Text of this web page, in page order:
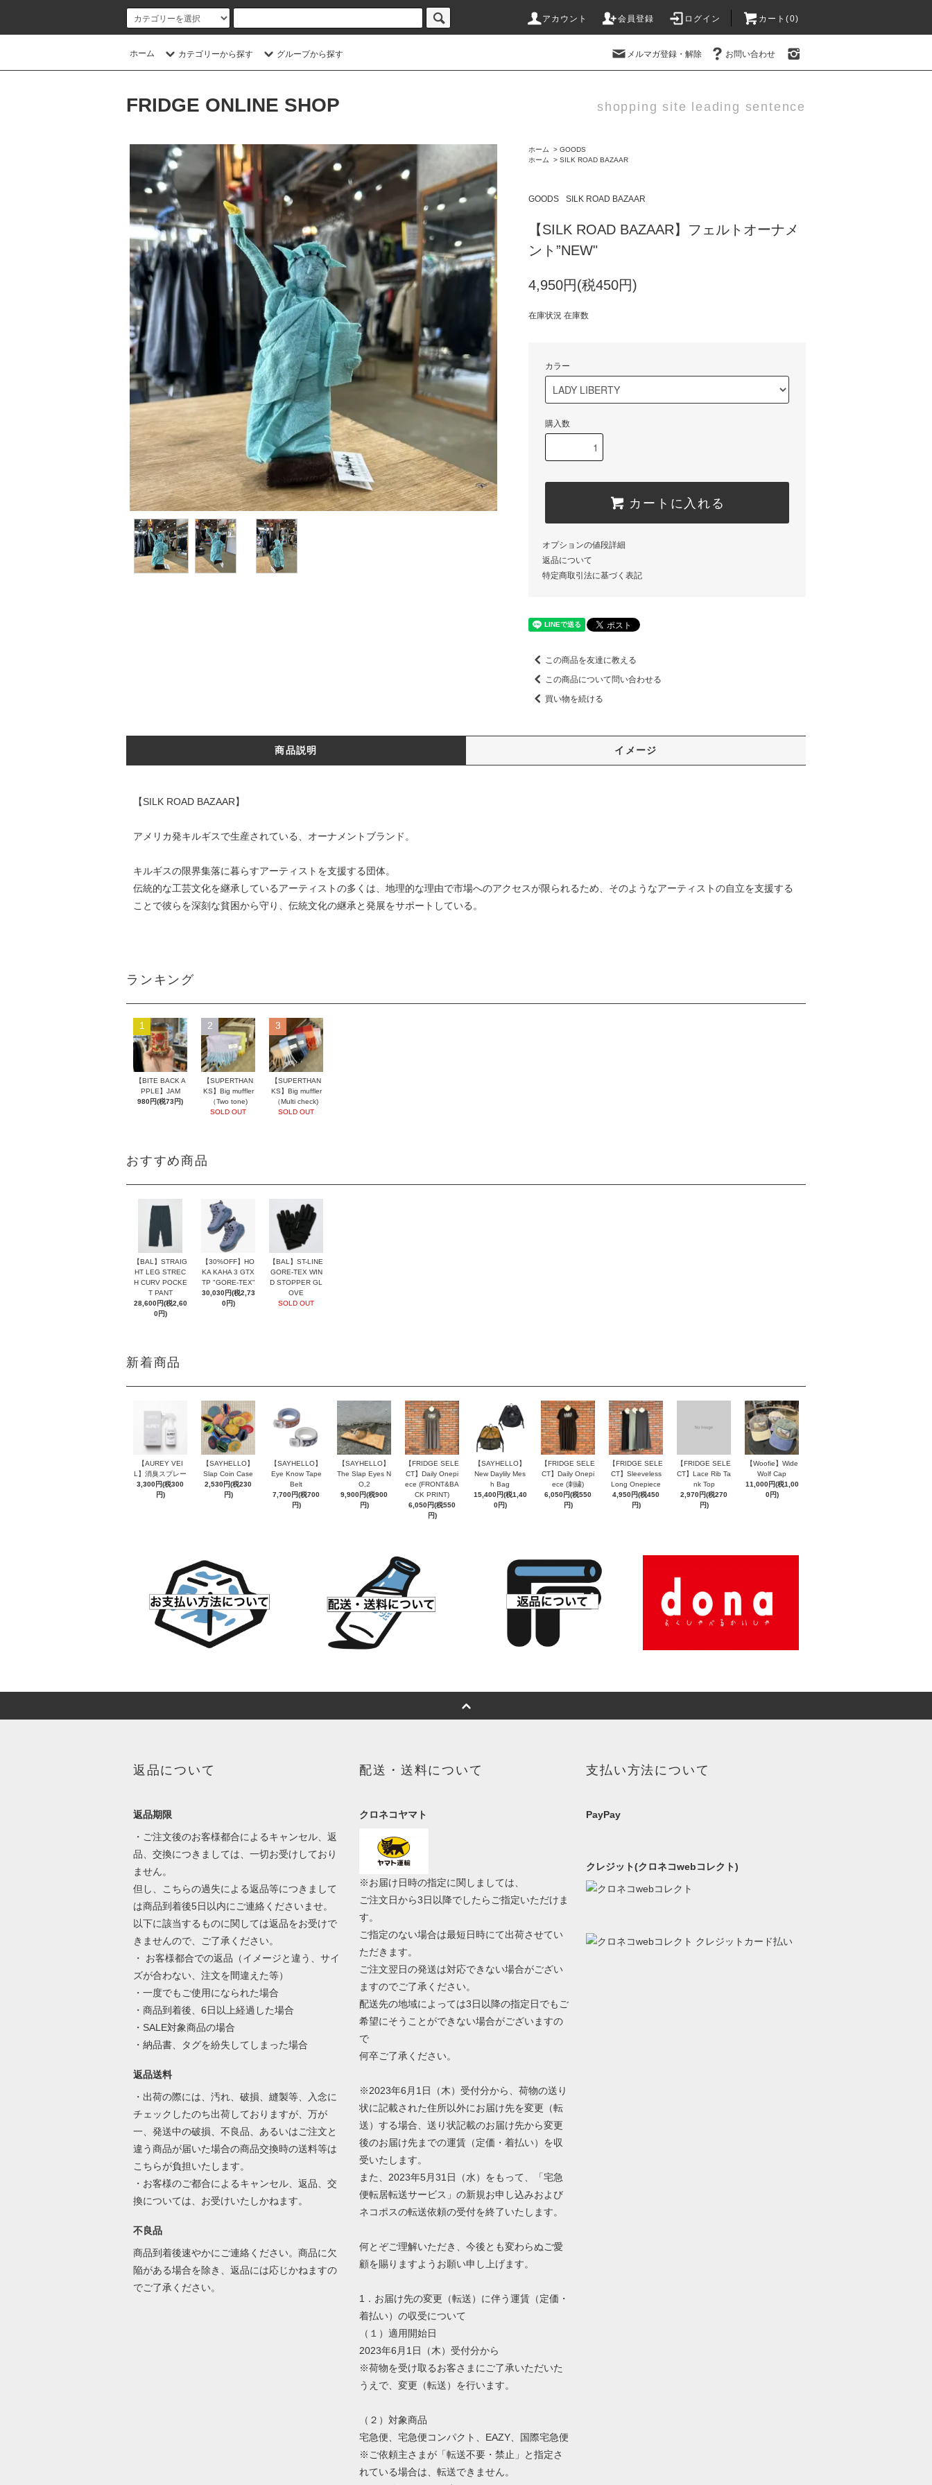
アカウント 会員登録 ログイン カート(0)
ホーム カテゴリーから探す グループから探す メルマガ登録・解除 お問い合わせ
FRIDGE ONLINE SHOP shopping site leading sentence
ホーム > GOODS
ホーム
> SILK ROAD BAZAAR
GOODS SILK ROAD BAZAAR
【SILK ROAD BAZAAR】フェルトオーナメ
ント”NEW"
4,950円(税450円)
在庫状況 在庫数
カラー
購入数
カートに入れる
オプションの値段詳細
返品について
特定商取引法に基づく表記
この商品を友達に教える
この商品について問い合わせる
買い物を続ける
商品説明 イメージ
【SILK ROAD BAZAAR】
アメリカ発キルギスで生産されている、オーナメントブランド。
キルギスの限界集落に暮らすアーティストを支援する団体。
伝統的な工芸文化を継承しているアーティストの多くは、地理的な理由で市場へのアクセスが限られるため、そのようなアーティストの自立を支援する
ことで彼らを深刻な貧困から守り、伝統文化の継承と発展をサポートしている。
ランキング
1
【BITE BACK A
PPLE】JAM
980円(税73円)
2
【SUPERTHAN
KS】Big muffler
（Two tone)
SOLD OUT
3
【SUPERTHAN
KS】Big muffler
（Multi check)
SOLD OUT
おすすめ商品
【BAL】STRAIG
HT LEG STREC
H CURV POCKE
T PANT
28,600円(税2,60
0円)
【30%OFF】HO
KA KAHA 3 GTX
TP "GORE-TEX"
30,030円(税2,73
0円)
【BAL】ST-LINE
GORE-TEX WIN
D STOPPER GL
OVE
SOLD OUT
新着商品
【AUREY VEI
L】消臭スプレー
3,300円(税300
円)
【SAYHELLO】
Slap Coin Case
2,530円(税230
円)
【SAYHELLO】
Eye Know Tape
Belt
7,700円(税700
円)
【SAYHELLO】
The Slap Eyes N
O,2
9,900円(税900
円)
【FRIDGE SELE
CT】Daily Onepi
ece (FRONT&BA
CK PRINT)
6,050円(税550
円)
【SAYHELLO】
New Daylily Mes
h Bag
15,400円(税1,40
0円)
【FRIDGE SELE
CT】Daily Onepi
ece (刺繍)
6,050円(税550
円)
【FRIDGE SELE
CT】Sleeveless
Long Onepiece
4,950円(税450
円)
【FRIDGE SELE
CT】Lace Rib Ta
nk Top
2,970円(税270
円)
【Woofie】Wide
Wolf Cap
11,000円(税1,00
0円)
返品について
返品期限
・ご注文後のお客様都合によるキャンセル、返
品、交換につきましては、一切お受けしており
ません。
但し、こちらの過失による返品等につきまして
は商品到着後5日以内にご連絡くださいませ。
以下に該当するものに関しては返品をお受けで
きませんので、ご了承ください。
・ お客様都合での返品（イメージと違う、サイ
ズが合わない、注文を間違えた等）
・一度でもご使用になられた場合
・商品到着後、6日以上経過した場合
・SALE対象商品の場合
・納品書、タグを紛失してしまった場合
返品送料
・出荷の際には、汚れ、破損、縫製等、入念に
チェックしたのち出荷しておりますが、万が
一、発送中の破損、不良品、あるいはご注文と
違う商品が届いた場合の商品交換時の送料等は
こちらが負担いたします。
・お客様のご都合によるキャンセル、返品、交
換については、お受けいたしかねます。
不良品
商品到着後速やかにご連絡ください。商品に欠
陥がある場合を除き、返品には応じかねますの
でご了承ください。
配送・送料について
クロネコヤマト
※お届け日時の指定に関しましては、
ご注文日から3日以降でしたらご指定いただけま
す。
ご指定のない場合は最短日時にて出荷させてい
ただきます。
ご注文翌日の発送は対応できない場合がござい
ますのでご了承ください。
配送先の地域によっては3日以降の指定日でもご
希望にそうことができない場合がございますの
で
何卒ご了承ください。
※2023年6月1日（木）受付分から、荷物の送り
状に記載された住所以外にお届け先を変更（転
送）する場合、送り状記載のお届け先から変更
後のお届け先までの運賃（定価・着払い）を収
受いたします。
また、2023年5月31日（水）をもって、「宅急
便転居転送サービス」の新規お申し込みおよび
ネコポスの転送依頼の受付を終了いたします。
何とぞご理解いただき、今後とも変わらぬご愛
顧を賜りますようお願い申し上げます。
1．お届け先の変更（転送）に伴う運賃（定価・
着払い）の収受について
（１）適用開始日
2023年6月1日（木）受付分から
※荷物を受け取るお客さまにご了承いただいた
うえで、変更（転送）を行います。
（２）対象商品
宅急便、宅急便コンパクト、EAZY、国際宅急便
※ご依頼主さまが「転送不要・禁止」と指定さ
れている場合は、転送できません。
支払い方法について
PayPay
クレジット(クロネコwebコレクト)